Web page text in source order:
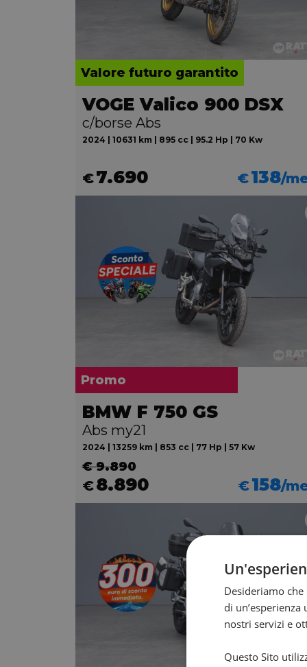
Valore futuro garantito
VOGE Valico 900 DSX
c/borse Abs
2024 | 10631 km | 895 cc | 95.2 Hp | 70 Kw
€7.690 €138/
Promo
BMW F 750 GS
Abs my21
2024 | 13259 km | 853 cc | 77 Hp | 57 Kw
€ 9.890
€8.890 €158/
Desideriamo
di
nostri servizi e
Questo Sito